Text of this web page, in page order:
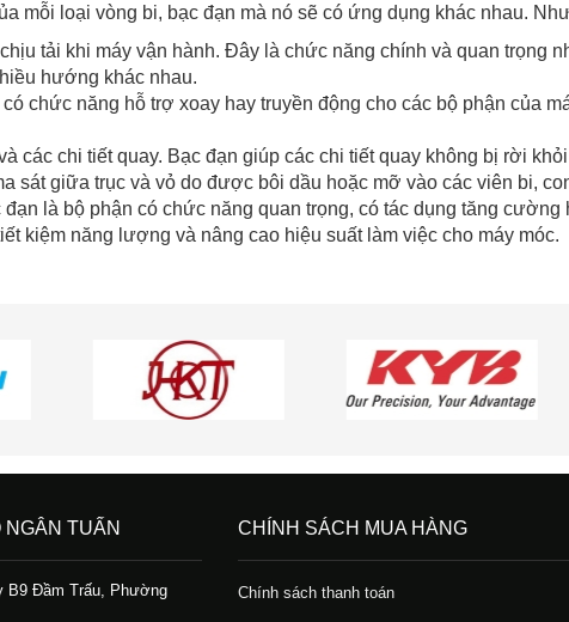
mỗi loại vòng bi, bạc đạn mà nó sẽ có ứng dụng khác nhau.
tải khi máy vận hành. Đây là chức năng chính và quan trọng
hướng khác nhau.
chức năng hỗ trợ xoay hay truyền động cho các bộ phận của
các chi tiết quay. Bạc đạn giúp các chi tiết quay không bị rời
sát giữa trục và vỏ do được bôi dầu hoặc mỡ vào các viên bi,
đạn là bộ phận có chức năng quan trọng, có tác dụng tăng
kiệm năng lượng và nâng cao hiệu suất làm việc cho máy móc.
NGÂN TUẤN
B9 Đầm Trấu, Phường
CHÍNH SÁCH MUA HÀNG
Chính sách thanh toán